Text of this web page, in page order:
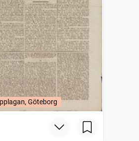
Göteborg